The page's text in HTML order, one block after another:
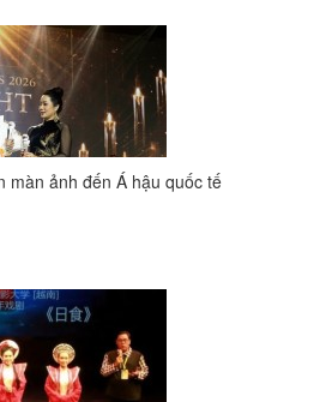
màn ảnh đến Á hậu quốc tế